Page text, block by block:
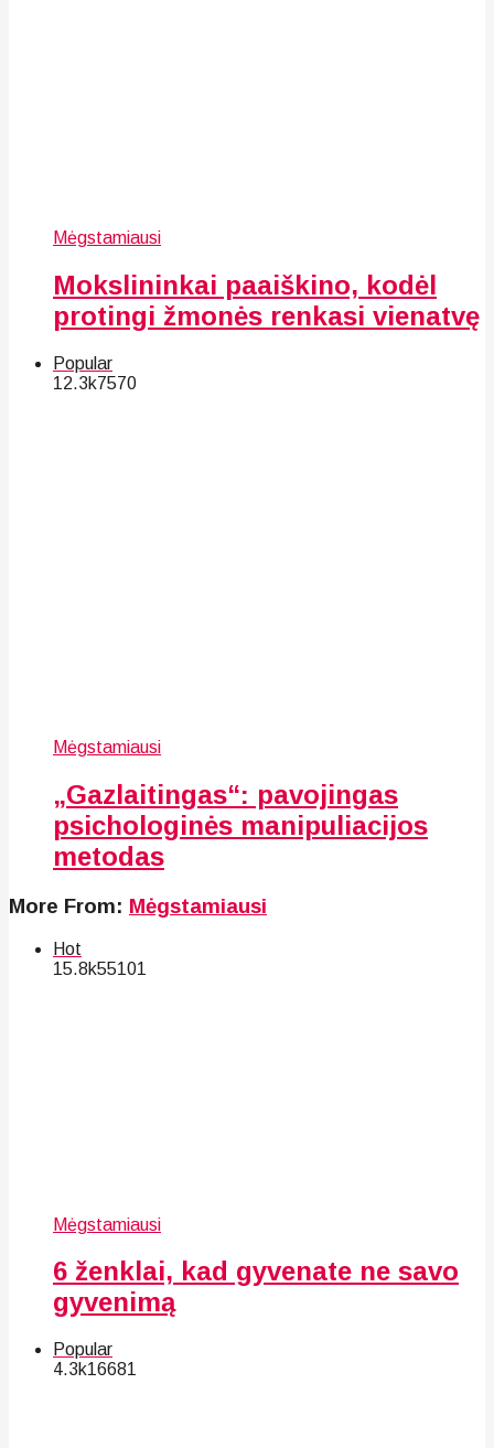
Mėgstamiausi
Mokslininkai paaiškino, kodėl
protingi žmonės renkasi vienatvę
Popular
12.3k7570
Mėgstamiausi
„Gazlaitingas“: pavojingas
psichologinės manipuliacijos
metodas
More From: Mėgstamiausi
Hot
15.8k55101
Mėgstamiausi
6 ženklai, kad gyvenate ne savo
gyvenimą
Popular
4.3k16681